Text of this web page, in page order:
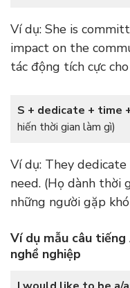
Ví dụ: She is
impact on the
tác động tích cực
S + dedicate + time
hiến thời gian làm gì)
Ví dụ: They
need. (Họ dành thời
những người gặp
Ví dụ mẫu câu
nghề nghiệp